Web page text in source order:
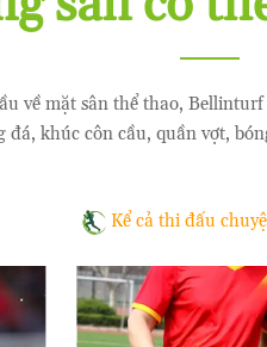
về mặt sân thể thao,
khúc côn cầu, quần vợt,
Kể cả thi đấu